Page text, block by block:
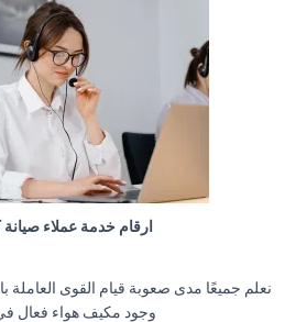
ارقام خدمة عملاء صيانة
نعلم جميعًا مدى صعوبة قيام القوى
وجود مكيف هواء فعال في